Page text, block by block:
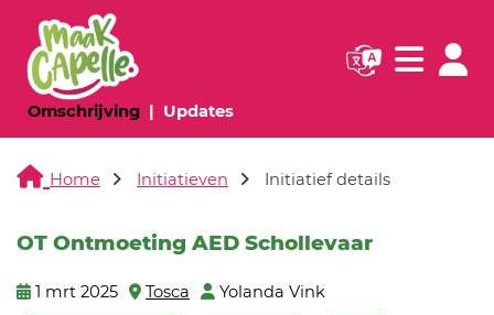
Omschrijving(huidige pagina)
Updates(huidige pagina)
Navigatie
Home Initiatieven Initiatief details
OT Ontmoeting AED Schollevaar
1 mrt 2025 Tosca
Yolanda Vink